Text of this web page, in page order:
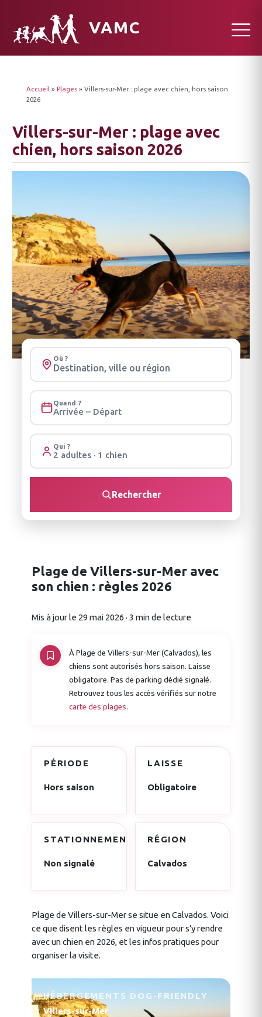
VAMC
Accueil » Plages » Villers-sur-Mer : plage avec chien, hors saison
2026
Villers-sur-Mer : plage avec
chien, hors saison 2026
Où ?
Quand ?
Arrivée – Départ
Qui ?
2 adultes · 1 chien
Rechercher
Plage de Villers-sur-Mer avec
son chien : règles 2026
Mis à jour le 29 mai 2026 · 3 min de lecture
À Plage de Villers-sur-Mer (Calvados), les
chiens sont autorisés hors saison. Laisse
obligatoire. Pas de parking dédié signalé.
Retrouvez tous les accès vérifiés sur notre
carte des plages.
PÉRIODE
Hors saison
LAISSE
Obligatoire
STATIONNEMENT
Non signalé
RÉGION
Calvados
Plage de Villers-sur-Mer se situe en Calvados. Voici
ce que disent les règles en vigueur pour s’y rendre
avec un chien en 2026, et les infos pratiques pour
organiser la visite.
HÉBERGEMENTS DOG-FRIENDLY
Villers-sur-Mer